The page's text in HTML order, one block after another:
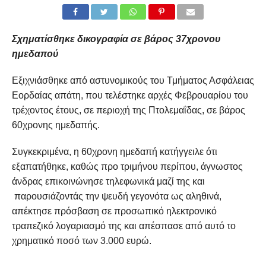
Σχηματίσθηκε δικογραφία σε βάρος 37χρονου
ημεδαπού
Εξιχνιάσθηκε από αστυνομικούς του Τμήματος Ασφάλειας
Εορδαίας απάτη, που τελέστηκε αρχές Φεβρουαρίου του
τρέχοντος έτους, σε περιοχή της Πτολεμαΐδας, σε βάρος
60χρονης ημεδαπής.
Συγκεκριμένα, η 60χρονη ημεδαπή κατήγγειλε ότι
εξαπατήθηκε, καθώς προ τριμήνου περίπου, άγνωστος
άνδρας επικοινώνησε τηλεφωνικά μαζί της και
παρουσιάζοντάς την ψευδή γεγονότα ως αληθινά,
απέκτησε πρόσβαση σε προσωπικό ηλεκτρονικό
τραπεζικό λογαριασμό της και απέσπασε από αυτό το
χρηματικό ποσό των 3.000 ευρώ.